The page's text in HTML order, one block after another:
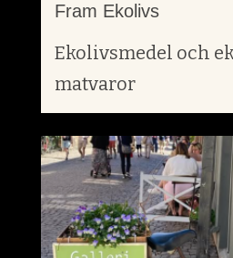
Fram Ekolivs
Ekolivsmedel och
matvaror